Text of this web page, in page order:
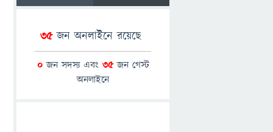
35জন অনলাইনে রয়েছে
0জন সদস্য এবং 35জন গেস্ট
অনলাইনে